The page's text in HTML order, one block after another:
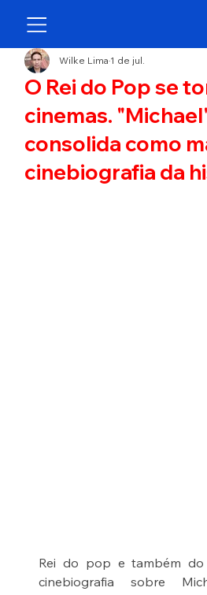
O Rei do Pop se
cinemas.
consolida como
cinebiografia da
Wilke Lima1 de jul.
Rei do pop e também do
cinebiografia sobre